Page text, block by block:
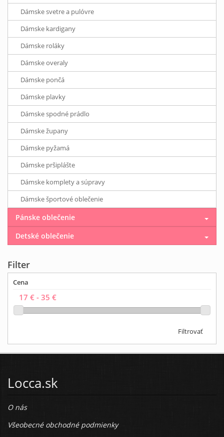
Dámske svetre a pulóvre
Dámske kardigany
Dámske roláky
Dámske overaly
Dámske pončá
Dámske plavky
Dámske spodné prádlo
Dámske župany
Dámske pyžamá
Dámske pršiplášte
Dámske komplety a súpravy
Dámske športové oblečenie
Pánske oblečenie
Detské oblečenie
Filter
Cena
Filtrovať
Locca.sk
O nás
Všeobecné obchodné podmienky